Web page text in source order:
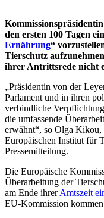
den ersten 100 Tagen
Ernährung“
Tierschutz
ihrer Antrittsrede nicht
„Präsidentin von der
Parlament und in ihren
verbindliche
die umfassende
erwähnt“, so Olga
Europäischen Institut für
Pressemitteilung.
Die Europäische
Überarbeitung der
am Ende ihrerAmtszeit
EU-Kommission